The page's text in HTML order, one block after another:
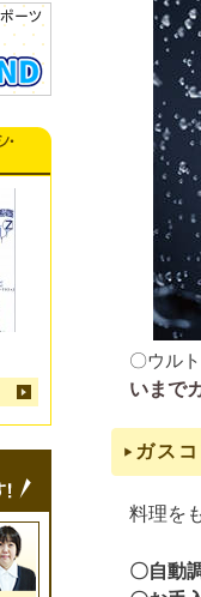
〇ウル
いまで
ガス
料理を
〇自動